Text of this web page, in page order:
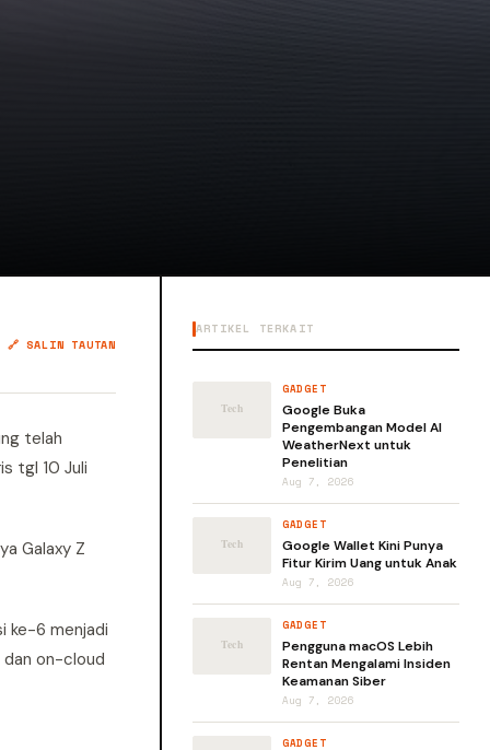
🔗 SALIN TAUTAN
telah
tgl 10 Juli
Galaxy Z
ke-6 menjadi
dan on-cloud
ARTIKEL TERKAIT
GADGET
Google Buka
Pengembangan Model AI
WeatherNext untuk
Penelitian
Aug 7, 2026
GADGET
Google Wallet Kini Punya
Fitur Kirim Uang untuk Anak
Aug 7, 2026
GADGET
Pengguna macOS Lebih
Rentan Mengalami Insiden
Keamanan Siber
Aug 7, 2026
GADGET